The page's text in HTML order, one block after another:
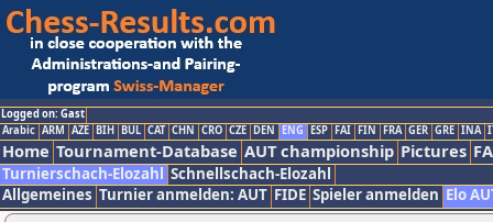
Logged on: Gast
Arabic ARM AZE BIH BUL CAT CHN CRO CZE DEN ENG ESP FAI FIN FRA GER GRE INA
Home Tournament-Database AUT championship Pictures
Turnierschach-Elozahl Schnellschach-Elozahl
Allgemeines Turnier anmelden: AUT FIDE Spieler anmelden Elo